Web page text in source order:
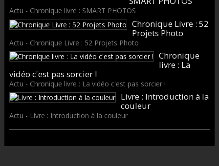
Actu - Chronique livre : SMART PHOTOS
Chronique Livre : 52
Projets Photo
Actu - Chronique Livre : 52 Projets Photo
Chronique
livre : La
vidéo c'est pas sorcier !
Actu - Chronique livre : La vidéo c'est pas sorcier !
Livre : Introduction à la
couleur
Actu - Livre : Introduction à la couleur